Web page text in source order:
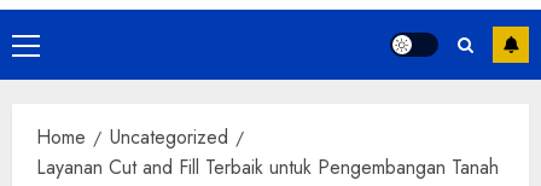
Primary
Menu
Home
Uncategorized
Layanan Cut and Fill Terbaik untuk Pengembangan Tanah